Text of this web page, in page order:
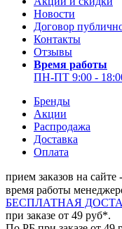
Новости
Договор
Контакты
Отзывы
Время работы
ПН-ПТ 9:00 -
Бренды
Акции
Распродажа
Доставка
Оплата
прием заказов на сайте -
время работы
БЕСПЛАТНАЯ
при заказе от 49 руб*.